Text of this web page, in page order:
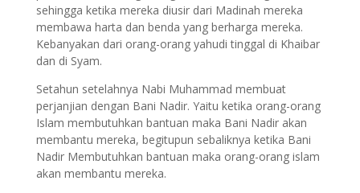
sehingga ketika mereka diusir dari Madinah mereka
membawa harta dan benda yang berharga mereka.
Kebanyakan dari orang-orang yahudi tinggal di Khaibar
dan di Syam.
Setahun setelahnya Nabi Muhammad membuat
perjanjian dengan Bani Nadir. Yaitu ketika orang-orang
Islam membutuhkan bantuan maka Bani Nadir akan
membantu mereka, begitupun sebaliknya ketika Bani
Nadir Membutuhkan bantuan maka orang-orang islam
akan membantu mereka.